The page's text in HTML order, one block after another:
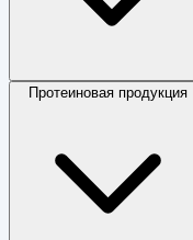
Протеиновая продукция